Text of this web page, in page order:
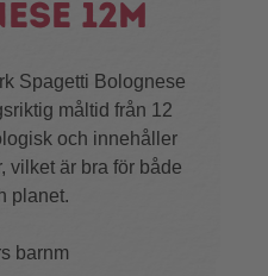
12m
Spagetti Bolognese
måltid från 12
och innehåller
vilket är bra för både
planet.
barnm